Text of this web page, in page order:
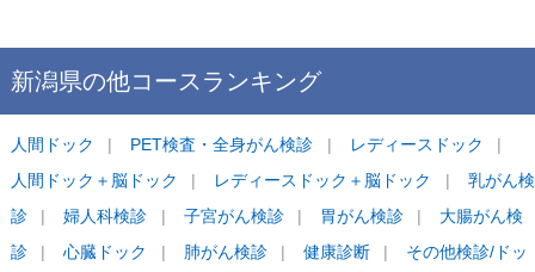
新潟県の他コースランキング
人間ドック PET検査・全身がん検診
レディースドック
人間ドック＋脳ドック
レディースドック＋脳ドック
乳がん検
診
婦人科検診 子宮がん検診 胃がん検診
大腸がん検
診
心臓ドック 肺がん検診 健康診断
その他検診/ドッ